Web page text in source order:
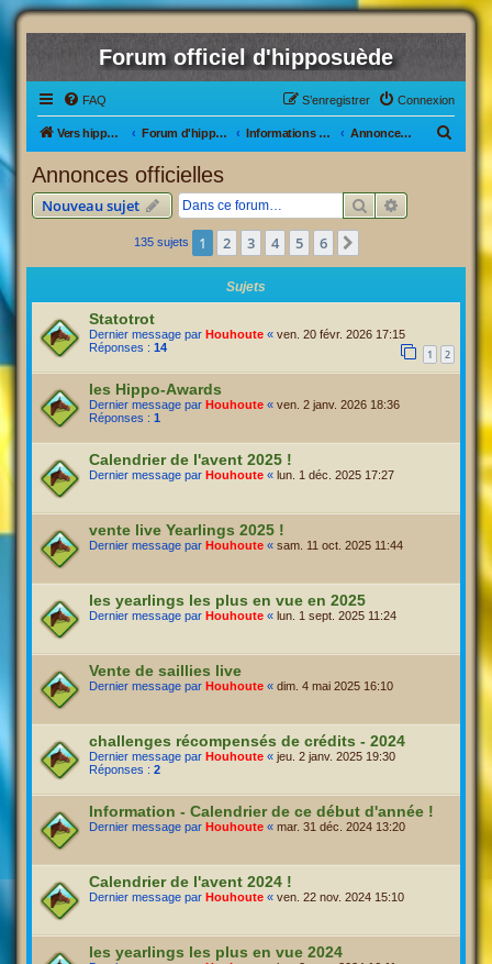
Forum officiel d'hipposuède
FAQ Connexion
S’enregistrer
Vers hipposuède, le jeu ! Forum d'hipposuède Informations générales Annonces officielles
r
Annonces officielles
Nouveau sujet RechercherRecherche
135 sujets 1 2 3 4 5 6
Sujets
Statotrot
Dernier message par Houhoute « ven. 20 févr. 2026 17:15
Réponses : 14 1 2
les Hippo-Awards
Dernier message par Houhoute « ven. 2 janv. 2026 18:36
Réponses : 1
Calendrier de l'avent 2025 !
Dernier message par Houhoute « lun. 1 déc. 2025 17:27
vente live Yearlings 2025 !
Dernier message par Houhoute « sam. 11 oct. 2025 11:44
les yearlings les plus en vue en 2025
Dernier message par Houhoute « lun. 1 sept. 2025 11:24
Vente de saillies live
Dernier message par Houhoute « dim. 4 mai 2025 16:10
challenges récompensés de crédits - 2024
Dernier message par Houhoute « jeu. 2 janv. 2025 19:30
Réponses : 2
Information - Calendrier de ce début d'année !
Dernier message par Houhoute « mar. 31 déc. 2024 13:20
Calendrier de l'avent 2024 !
Dernier message par Houhoute « ven. 22 nov. 2024 15:10
les yearlings les plus en vue 2024